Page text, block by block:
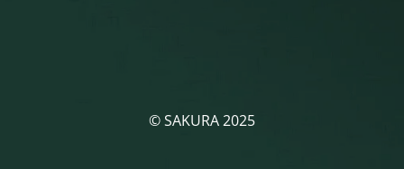
© SAKURA 2025